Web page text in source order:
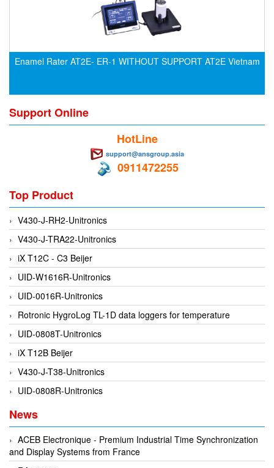
cs-instruments
Cygnus
Cypet Vietnam
Danfoss
Datalogic Vietnam
Datexel
Debron VietNam
DEIF
Delmhorst VietNam
DELTA
Delta Ohm
Delta sensor
Delta-mobrey
DEMA Engineering/ Foam- IT
DESAX
DET-TRONICS
Deublin
Diakont
Enamel Rater AT2E- ER-1 WITHOUT SUPPORT AT2E Vietnam
Support Online
HotLine
support@ansgroup.asia
0911472255
Top Product
V430-J-RH2-Unitronics
V430-J-TRA22-Unitronics
iX T12C - C3 Beijer
UID-W1616R-Unitronics
UID-0016R-Unitronics
Rotronic HygroLog TL-1D data loggers for temperature
UID-0808T-Unitronics
iX T12B Beijer
V430-J-T38-Unitronics
UID-0808R-Unitronics
News
ACEB Electronique - Premium Industrial Time Synchronization
and Display Systems from France